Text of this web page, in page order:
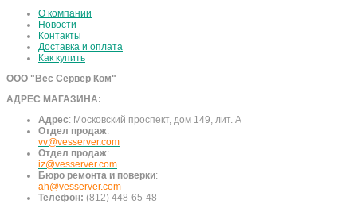
О компании
Новости
Контакты
Доставка и оплата
Как купить
ООО "Вес Сервер Ком"
АДРЕС МАГАЗИНА:
Адрес: Московский проспект, дом 149, лит. А
Отдел продаж:
vv@vesserver.com
Отдел продаж:
iz@vesserver.com
Бюро ремонта и поверки:
ah@vesserver.com
Телефон: (812) 448-65-48